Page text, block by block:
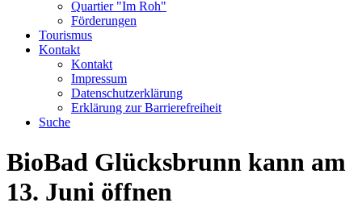
Quartier "Im Roh"
Förderungen
Tourismus
Kontakt
Kontakt
Impressum
Datenschutzerklärung
Erklärung zur Barrierefreiheit
Suche
BioBad Glücksbrunn kann am
13. Juni öffnen